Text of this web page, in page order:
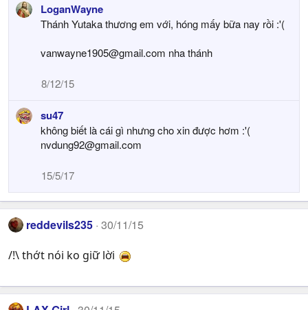
:
LoganWayne
Thánh Yutaka thương em với, hóng mấy bữa nay rồi :'(
vanwayne1905@gmail.com nha thánh
8/12/15
su47
không biết là cái gì nhưng cho xin được hơm :'(
nvdung92@gmail.com
15/5/17
reddevils235 30/11/15
/!\ thớt nói ko giữ lời